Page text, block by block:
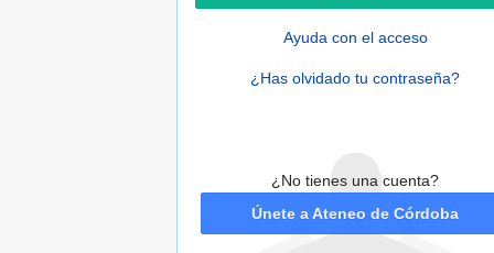
Ayuda con el acceso
¿Has olvidado tu contraseña?
¿No tienes una cuenta?
Únete a Ateneo de Córdoba